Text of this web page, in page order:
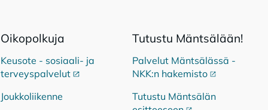
Oi­ko­pol­ku­ja
Keusote - sosiaali- ja
terveyspalvelutUlkoinen linkki
Joukkoliikenne
Tu­tus­tu Mänt­sä­lään!
Palvelut Mäntsälässä -
NKK:n hakemisto Ulkoinen
Tutustu Mäntsälän